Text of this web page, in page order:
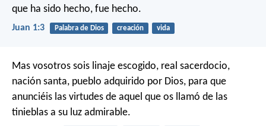
que ha sido hecho, fue hecho.
Juan 1:3 Palabra de Dios creación vida
Mas vosotros sois linaje escogido, real sacerdocio,
nación santa, pueblo adquirido por Dios, para que
anunciéis las virtudes de aquel que os llamó de las
tinieblas a su luz admirable.